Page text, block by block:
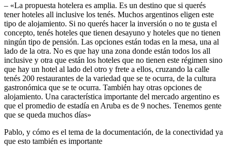
– «La propuesta hotelera es amplia. Es un destino que si querés
tener hoteles all inclusive los tenés. Muchos argentinos eligen este
tipo de alojamiento. Si no querés hacer la inversión o no te gusta el
concepto, tenés hoteles que tienen desayuno y hoteles que no tienen
ningún tipo de pensión. Las opciones están todas en la mesa, una al
lado de la otra. No es que hay una zona donde están todos los all
inclusive y otra que están los hoteles que no tienen este régimen sino
que hay un hotel al lado del otro y frete a ellos, cruzando la calle
tenés 200 restaurantes de la variedad que se te ocurra, de la cultura
gastronómica que se te ocurra. También hay otras opciones de
alojamiento. Una característica importante del mercado argentino es
que el promedio de estadía en Aruba es de 9 noches. Tenemos gente
que se queda muchos días»
Pablo, y cómo es el tema de la documentación, de la conectividad ya
que esto también es importante